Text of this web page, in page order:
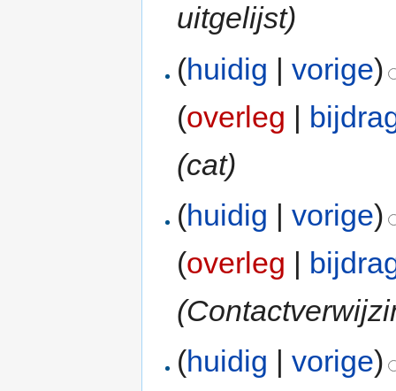
uitgelijst)
(huidig |vorige)
(overleg |
(cat)
(huidig |vorige)
(overleg |
(huidig |vorige)